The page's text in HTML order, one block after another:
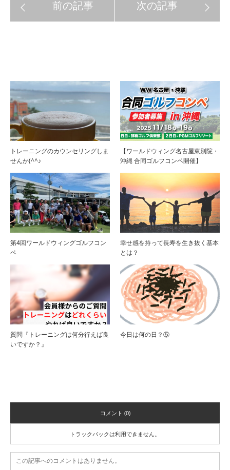
トレーニングのカウンセリングしま
せんか(^^♪
【ワールドウィング名古屋東別院・
沖縄 合同ゴルフコンペ開催】
第4回ワールドウィングゴルフコン
ペ
幸せ感を持って長寿を生き抜く基本
とは？
質問『トレーニングは何分行えば良
いですか？』
今日は何の日？⑤
コメント (0)
トラックバックは利用できません。
この記事へのコメントはありません。